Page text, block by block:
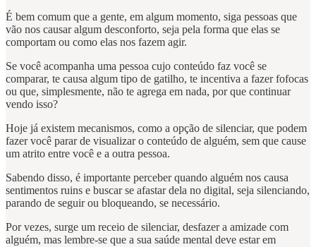
É bem comum que a gente, em algum momento, siga pessoas que
vão nos causar algum desconforto, seja pela forma que elas se
comportam ou como elas nos fazem agir.
Se você acompanha uma pessoa cujo conteúdo faz você se
comparar, te causa algum tipo de gatilho, te incentiva a fazer fofocas
ou que, simplesmente, não te agrega em nada, por que continuar
vendo isso?
Hoje já existem mecanismos, como a opção de silenciar, que podem
fazer você parar de visualizar o conteúdo de alguém, sem que cause
um atrito entre você e a outra pessoa.
Sabendo disso, é importante perceber quando alguém nos causa
sentimentos ruins e buscar se afastar dela no digital, seja silenciando,
parando de seguir ou bloqueando, se necessário.
Por vezes, surge um receio de silenciar, desfazer a amizade com
alguém, mas lembre-se que a sua saúde mental deve estar em